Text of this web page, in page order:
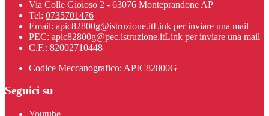
Via Colle Gioioso 2 - 63076 Monteprandone AP
Tel: 0735701476
Email: apic82800g@istruzione.itLink per inviare una mail
PEC: apic82800g@pec.istruzione.itLink per inviare una mail
C.F.: 82002710448
Codice Meccanografico: APIC82800G
Seguici su
Youtube